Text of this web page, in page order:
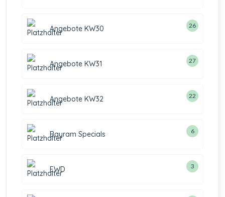
Angebote KW30 26
Angebote KW31 27
Angebote KW32 22
Bayram Specials 6
EWD 3